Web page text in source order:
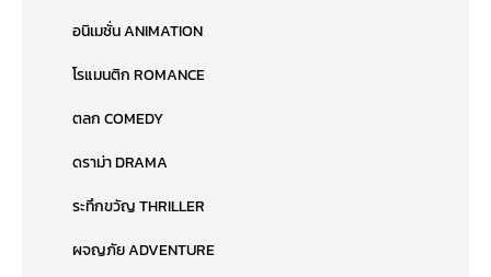
อนิเมชั่น ANIMATION
โรแมนติก ROMANCE
ตลก COMEDY
ดราม่า DRAMA
ระทึกขวัญ THRILLER
ผจญภัย ADVENTURE